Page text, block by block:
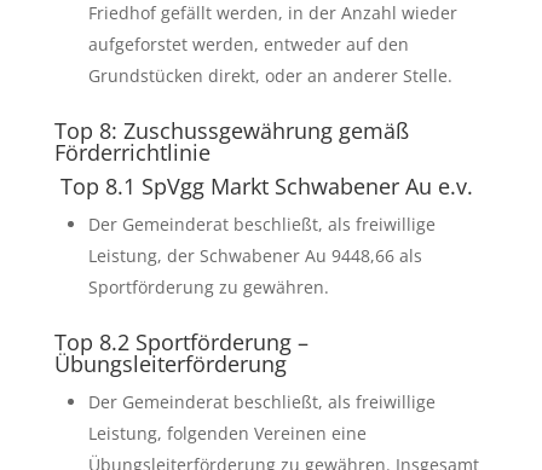
Friedhof gefällt werden, in der Anzahl wieder
aufgeforstet werden, entweder auf den
Grundstücken direkt, oder an anderer Stelle.
Top 8: Zuschussgewährung gemäß
Förderrichtlinie
Top 8.1 SpVgg Markt Schwabener Au e.v.
Der Gemeinderat beschließt, als freiwillige
Leistung, der Schwabener Au 9448,66 als
Sportförderung zu gewähren.
Top 8.2 Sportförderung –
Übungsleiterförderung
Der Gemeinderat beschließt, als freiwillige
Leistung, folgenden Vereinen eine
Übungsleiterförderung zu gewähren. Insgesamt